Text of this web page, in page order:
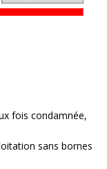
fois condamnée,
sans bornes